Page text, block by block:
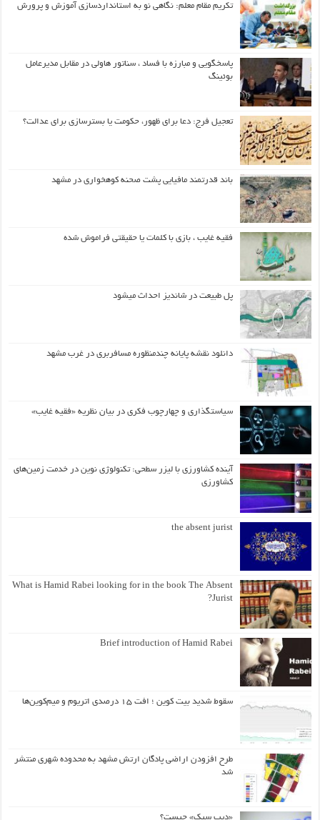
تکریم مقام معلم: نگاهی نو به استانداردسازی آموزش و پرورش
پاسخگویی و مبارزه با فساد ، سناتور هاولی در مقابل مدیرعامل
بوئینگ
تعجیل فرج: دعا برای ظهور، حکومت یا بسترسازی برای عدالت؟
باند قدرتمند مافیایی پشت صحنه کوهخواری در مشهد
فقیه غایب ، بازی با کلمات یا حقیقتی فراموش شده
پل طبیعت در شاندیز احداث میشود
دانلود نقشه پایانه چندمنظوره مسافربری در غرب مشهد
سیاستگذاری و چهارچوب فکری در بیان نظریه «فقیه غایب»
آینده کشاورزی با لیزر سطحی: تکنولوژی نوین در خدمت زمین‌های
کشاورزی
the absent jurist
What is Hamid Rabei looking for in the book The Absent
Jurist?
Brief introduction of Hamid Rabei
سقوط شدید بیت کوین ؛ افت ۱۵ درصدی اتریوم و میم‌کوین‌ها
طرح افزودن اراضی پادگان ارتش مشهد به محدوده شهری منتشر
شد
«دیپ سیک» چیست؟